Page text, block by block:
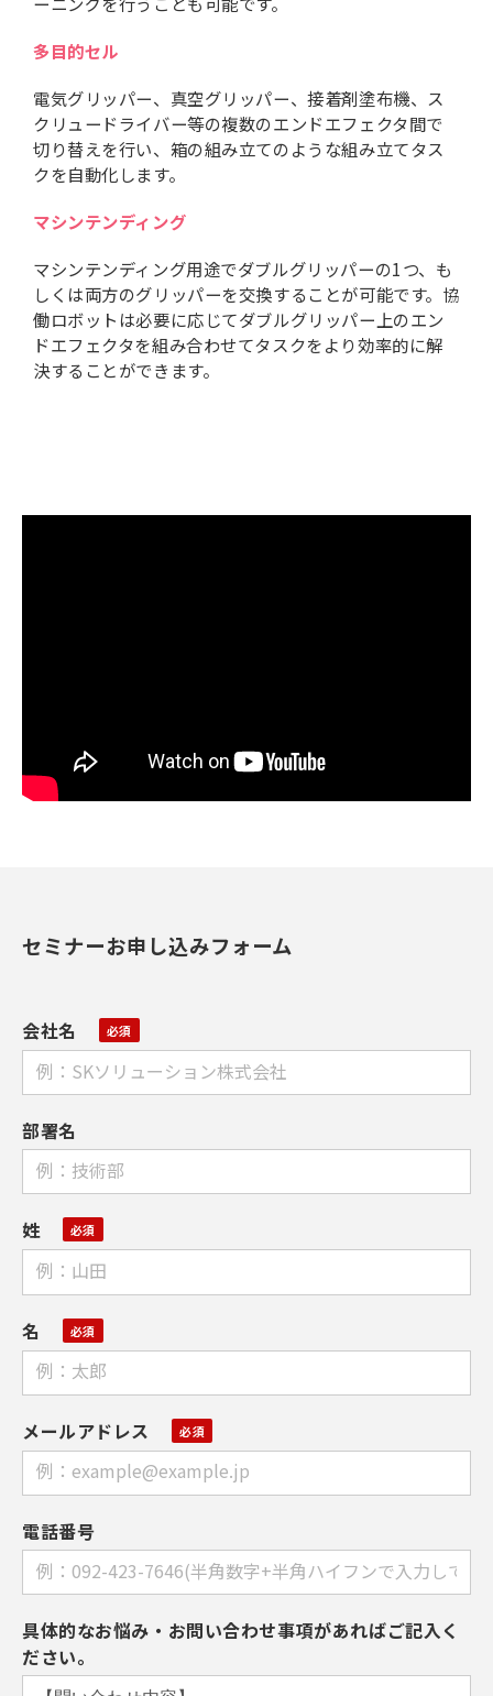
多目的セル
電気グリッパー、真空グリッパー、接着剤塗布機、ス
クリュードライバー等の複数のエンドエフェクタ間で
切り替えを行い、箱の組み立てのような組み立てタス
クを自動化します。
マシンテンディング
マシンテンディング用途でダブルグリッパーの1つ、も
しくは両方のグリッパーを交換することが可能です。協
働ロボットは必要に応じてダブルグリッパー上のエン
ドエフェクタを組み合わせてタスクをより効率的に解
決することができます。
セミナーお申し込みフォーム
会社名
部署名
姓
名
メールアドレス
電話番号
具体的なお悩み・お問い合わせ事項があればご記入く
ださい。